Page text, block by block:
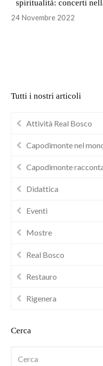
spiritualità: concerti
24 Novembre 2022
Tutti i nostri articoli
Attività Real Bosco
Capodimonte nel
Capodimonte
Didattica
Eventi
Mostre
Real Bosco
Restauro
Rigenera
Cerca